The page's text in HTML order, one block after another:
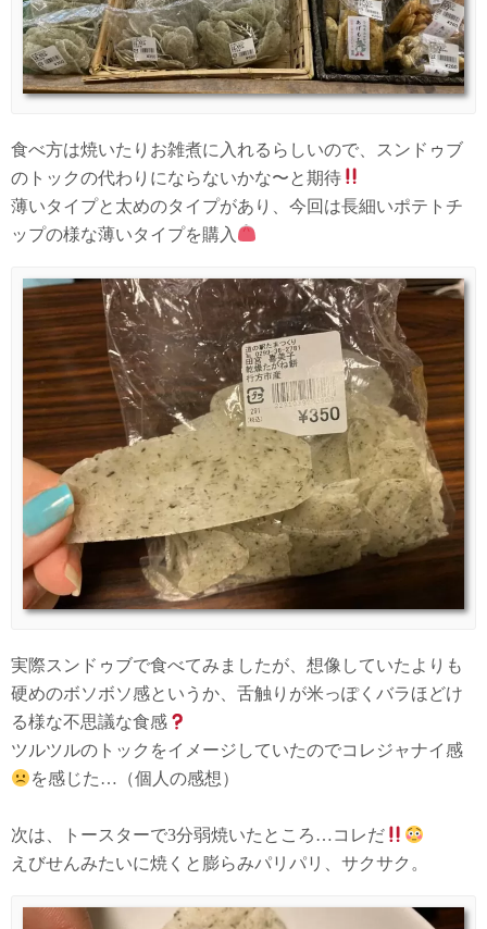
食べ方は焼いたりお雑煮に入れるらしいので、スンドゥブ
のトックの代わりにならないかな〜と期待
薄いタイプと太めのタイプがあり、今回は長細いポテトチ
ップの様な薄いタイプを購入
実際スンドゥブで食べてみましたが、想像していたよりも
硬めのボソボソ感というか、舌触りが米っぽくバラほどけ
る様な不思議な食感
ツルツルのトックをイメージしていたのでコレジャナイ感
を感じた…（個人の感想）
次は、トースターで3分弱焼いたところ…コレだ
えびせんみたいに焼くと膨らみパリパリ、サクサク。